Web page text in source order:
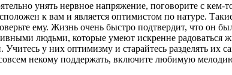
унять нервное напряжение, поговорите с
к вам и является оптимистом по натуре.
ему. Жизнь очень быстро подтвердит, что он
людьми, которые умеют искренне радоваться
Учитесь у них оптимизму и старайтесь разделять их
некому поддержать, включите любимую